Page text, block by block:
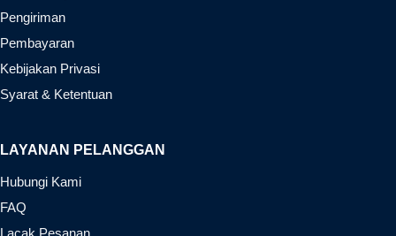
Pengiriman
Pembayaran
Kebijakan Privasi
Syarat & Ketentuan
LAYANAN PELANGGAN
Hubungi Kami
FAQ
Lacak Pesanan